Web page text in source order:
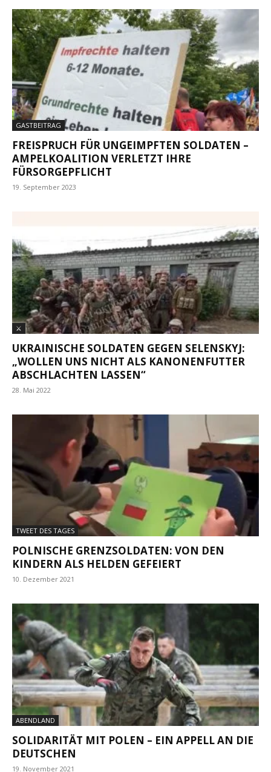
GASTBEITRAG
FREISPRUCH FÜR UNGEIMPFTEN SOLDATEN –
AMPELKOALITION VERLETZT IHRE
FÜRSORGEPFLICHT
19. September 2023
⚔
UKRAINISCHE SOLDATEN GEGEN SELENSKYJ:
„WOLLEN UNS NICHT ALS KANONENFUTTER
ABSCHLACHTEN LASSEN“
28. Mai 2022
TWEET DES TAGES
POLNISCHE GRENZSOLDATEN: VON DEN
KINDERN ALS HELDEN GEFEIERT
10. Dezember 2021
ABENDLAND
SOLIDARITÄT MIT POLEN – EIN APPELL AN DIE
DEUTSCHEN
19. November 2021